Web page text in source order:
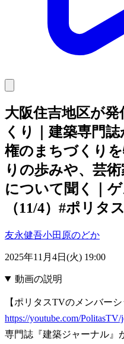
大阪住吉地区が
くり｜建築専門
権のまちづくり
りの歩みや、芸
について聞く｜
（11/4）#ポリタ
友永健吾小田原のどか
2025年11月4日(火) 19:00
動画の説明
【ポリタスTVのメンバー
https://youtube.com/PolitasTV/
専門誌『建築ジャーナル』